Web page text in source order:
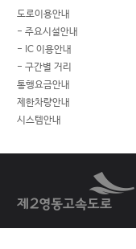
도로이용안내
- 주요시설안내
- IC 이용안내
- 구간별 거리
통행요금안내
제한차량안내
시스템안내